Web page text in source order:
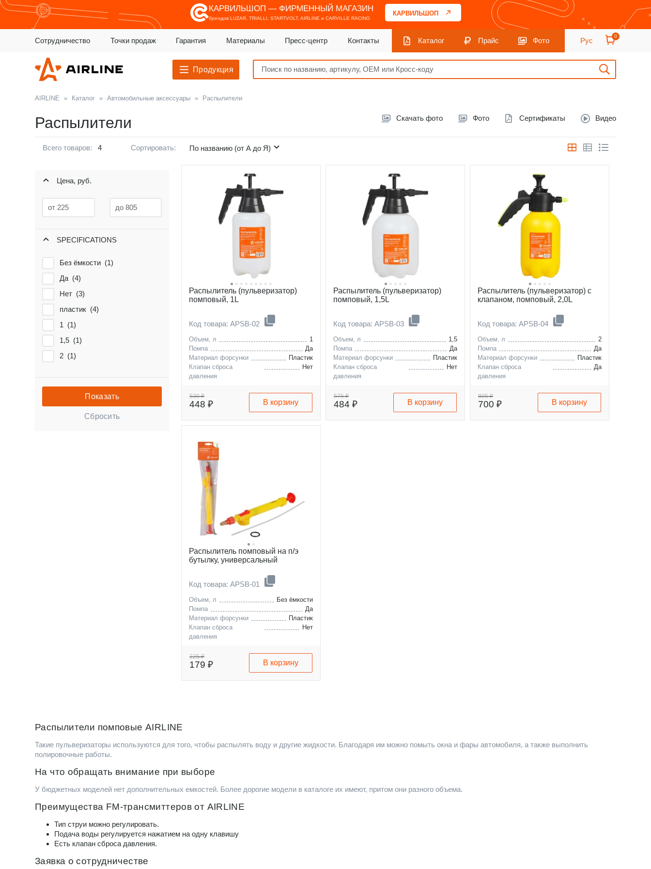
КАРВИЛЬШОП — ФИРМЕННЫЙ МАГАЗИН
брендов LUZAR, TRIALLI, STARTVOLT, AIRLINE и CARVILLE RACING
КАРВИЛЬШОП
Сотрудничество Точки продаж Гарантия Материалы Пресс-центр Контакты Каталог Прайс Фото Рус
0
Продукция
AIRLINE » Каталог » Автомобильные аксессуары » Распылители
Распылители Скачать фото Фото Сертификаты Видео
Всего товаров: 4 Сортировать: По названию (от А до Я)
Цена, руб.
SPECIFICATIONS
Без ёмкости (1)
Да (4)
Нет (3)
пластик (4)
1 (1)
1,5 (1)
2 (1)
Распылитель (пульверизатор)
помповый, 1L
Код товара: APSB-02
Объем, л
1
Помпа
Да
Материал форсунки
Пластик
Клапан сброса
давления
Нет
530 ₽
448 ₽ В корзину
Распылитель (пульверизатор)
помповый, 1,5L
Код товара: APSB-03
Объем, л
1,5
Помпа
Да
Материал форсунки
Пластик
Клапан сброса
давления
Нет
575 ₽
484 ₽ В корзину
Распылитель (пульверизатор) с
клапаном, помповый, 2,0L
Код товара: APSB-04
Объем, л
2
Помпа
Да
Материал форсунки
Пластик
Клапан сброса
давления
Да
805 ₽
700 ₽ В корзину
Распылитель помповый на п/э
бутылку, универсальный
Код товара: APSB-01
Объем, л
Без ёмкости
Помпа
Да
Материал форсунки
Пластик
Клапан сброса
давления
Нет
225 ₽
179 ₽ В корзину
Распылители помповые AIRLINE
Такие пульверизаторы используются для того, чтобы распылять воду и другие жидкости. Благодаря им можно помыть окна и фары автомобиля, а также выполнить
полировочные работы.
На что обращать внимание при выборе
У бюджетных моделей нет дополнительных емкостей. Более дорогие модели в каталоге их имеют, притом они разного объема.
Преимущества FM-трансмиттеров от AIRLINE
Тип струи можно регулировать.
Подача воды регулируется нажатием на одну клавишу
Есть клапан сброса давления.
Заявка о сотрудничестве